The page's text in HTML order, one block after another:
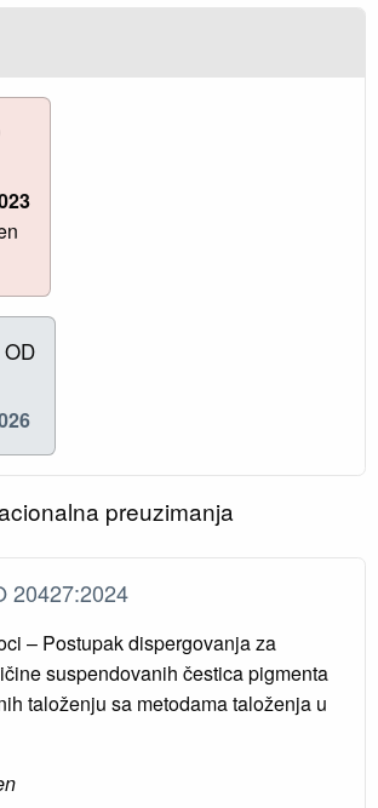
preuzimanja
20427:2024
– Postupak dispergovanja za
suspendovanih čestica pigmenta
taloženju sa metodama taloženja u